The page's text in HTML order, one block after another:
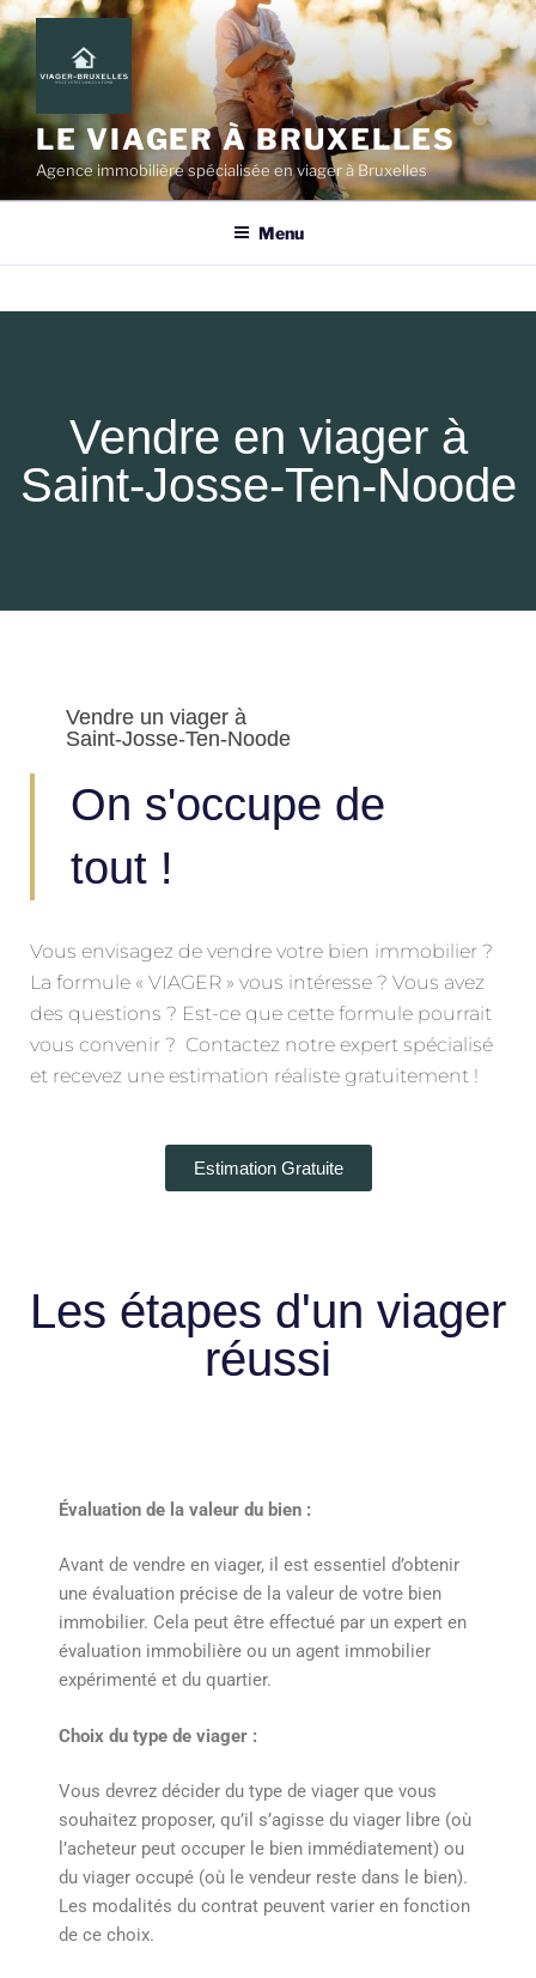
LE VIAGER À BRUXELLES
Agence immobilière spécialisée en viager à Bruxelles
Menu
Vendre en viager à
Saint-Josse-Ten-Noode
Vendre un viager à
Saint-Josse-Ten-Noode
On s'occupe de
tout !
Vous envisagez de vendre votre bien immobilier ?
La formule « VIAGER » vous intéresse ? Vous avez
des questions ? Est-ce que cette formule pourrait
vous convenir ? Contactez notre expert spécialisé
et recevez une estimation réaliste gratuitement !
Estimation Gratuite
Les étapes d'un viager
réussi
Évaluation de la valeur du bien :
Avant de vendre en viager, il est essentiel d’obtenir
une évaluation précise de la valeur de votre bien
immobilier. Cela peut être effectué par un expert en
évaluation immobilière ou un agent immobilier
expérimenté et du quartier.
Choix du type de viager :
Vous devrez décider du type de viager que vous
souhaitez proposer, qu’il s’agisse du viager libre (où
l’acheteur peut occuper le bien immédiatement) ou
du viager occupé (où le vendeur reste dans le bien).
Les modalités du contrat peuvent varier en fonction
de ce choix.